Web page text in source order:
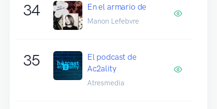
34 En el armario de
Manon Lefebvre
35
El podcast de
Ac2ality
Atresmedia